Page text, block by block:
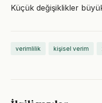
Küçük değişiklikler
verimlilik kişisel verim